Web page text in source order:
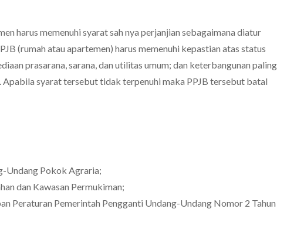
harus memenuhi syarat sah nya perjanjian sebagaimana diatur
(rumah atau apartemen) harus memenuhi kepastian atas status
prasarana, sarana, dan utilitas umum; dan keterbangunan paling
Apabila syarat tersebut tidak terpenuhi maka PPJB tersebut batal
Undang Pokok Agraria;
dan Kawasan Permukiman;
Peraturan Pemerintah Pengganti Undang-Undang Nomor 2 Tahun